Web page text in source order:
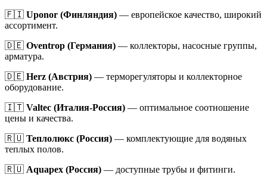
🇫🇮 Uponor (Финляндия) — европейское качество, широкий
ассортимент.
🇩🇪 Oventrop (Германия) — коллекторы, насосные группы,
арматура.
🇩🇪 Herz (Австрия) — терморегуляторы и коллекторное
оборудование.
🇮🇹 Valtec (Италия-Россия) — оптимальное соотношение
цены и качества.
🇷🇺 Теплолюкс (Россия) — комплектующие для водяных
теплых полов.
🇷🇺 Aquapex (Россия) — доступные трубы и фитинги.